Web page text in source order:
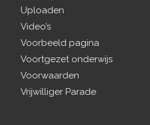
Uploaden
Video’s
Voorbeeld pagina
Voortgezet onderwijs
Voorwaarden
Vrijwilliger Parade